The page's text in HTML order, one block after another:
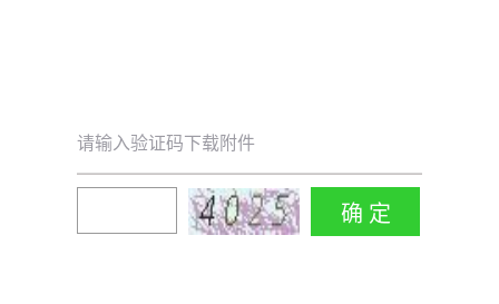
请输入验证码下载附件